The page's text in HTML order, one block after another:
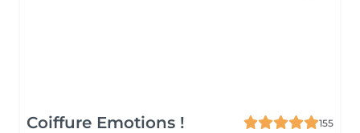
Coiffure Emotions !
155